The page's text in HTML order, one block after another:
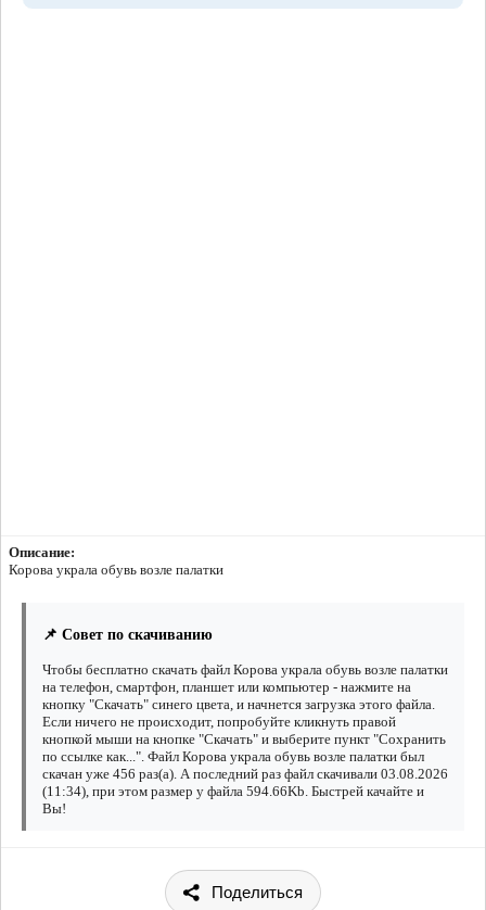
Описание:
Корова украла обувь возле палатки
📌 Совет по скачиванию
Чтобы бесплатно скачать файл Корова украла обувь возле палатки
на телефон, смартфон, планшет или компьютер - нажмите на
кнопку "Скачать" синего цвета, и начнется загрузка этого файла.
Если ничего не происходит, попробуйте кликнуть правой
кнопкой мыши на кнопке "Скачать" и выберите пункт "Сохранить
по ссылке как...". Файл Корова украла обувь возле палатки был
скачан уже 456 раз(а). А последний раз файл скачивали 03.08.2026
(11:34), при этом размер у файла 594.66Kb. Быстрей качайте и
Вы!
Поделиться